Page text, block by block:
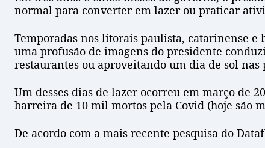
normal para converter em lazer ou praticar
Temporadas nos litorais paulista, catarinense e
uma profusão de imagens do presidente
restaurantes ou aproveitando um dia de sol
Um desses dias de lazer ocorreu em março de
barreira de 10 mil mortos pela Covid (hoje são
De acordo com a mais recente pesquisa do